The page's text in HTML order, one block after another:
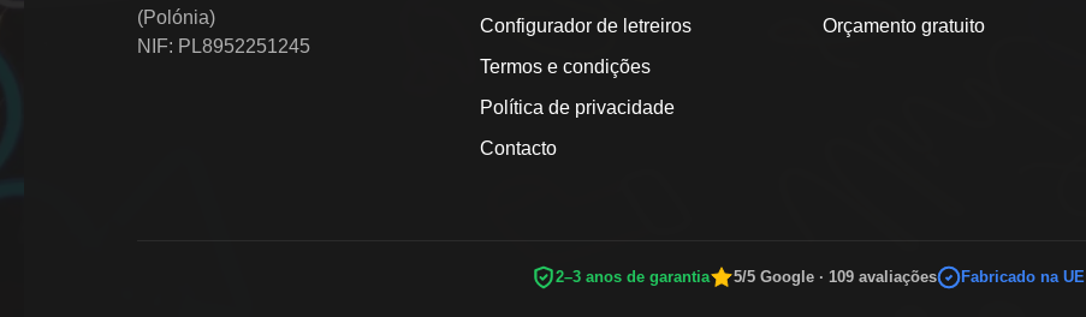
(Polónia)
NIF: PL8952251245
Configurador de letreiros
Termos e condições
Política de privacidade
Contacto
Orçamento gratuito
2–3 anos de garantia 5/5 Google · 109 avaliações Fabricado na UE